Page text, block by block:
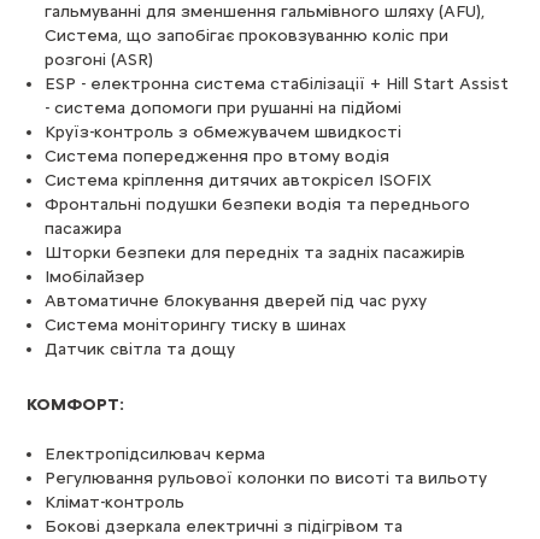
гальмуванні для зменшення гальмівного шляху (AFU),
Система, що запобігає проковзуванню коліс при
розгоні (ASR)
ESP - електронна система стабілізації + Hill Start Assist
- система допомоги при рушанні на підйомі
Круїз-контроль з обмежувачем швидкості
Система попередження про втому водія
Система кріплення дитячих автокрісел ISOFIX
Фронтальні подушки безпеки водія та переднього
пасажира
Шторки безпеки для передніх та задніх пасажирів
Імобілайзер
Автоматичне блокування дверей під час руху
Система моніторингу тиску в шинах
Датчик світла та дощу
КОМФОРТ:
Електропідсилювач керма
Регулювання рульової колонки по висоті та вильоту
Клімат-контроль
Бокові дзеркала електричні з підігрівом та